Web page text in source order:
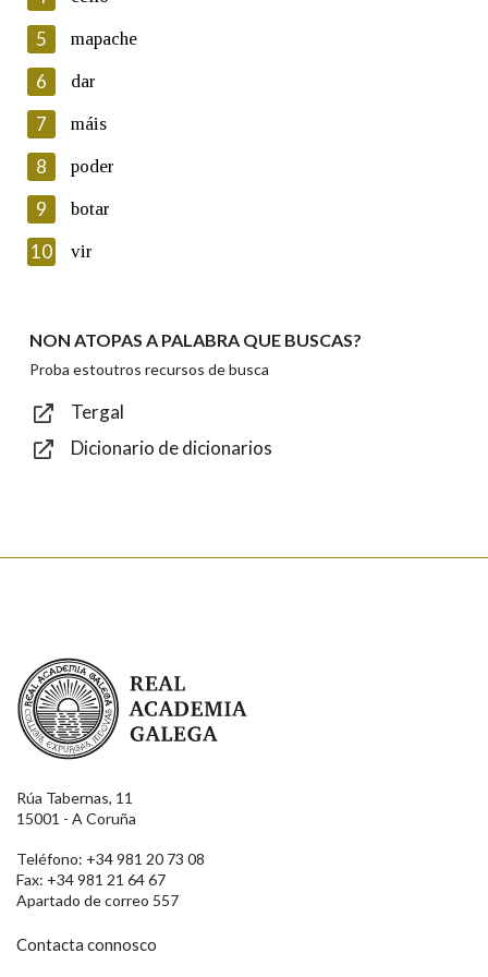
Lin e acepto as condicións da política de
Introduce o código que aparece na imaxe:
Texto de verificación
Enviar
5 mapache
6 dar
7 máis
8 poder
9 botar
10 vir
NON ATOPAS A PALABRA QUE BUSCAS?
Proba estoutros recursos de busca
Tergal
Dicionario de dicionarios
Real Academia Galega
Rúa Tabernas, 11
15001 - A Coruña
Teléfono: +34 981 20 73 08
Fax: +34 981 21 64 67
Apartado de correo 557
Contacta connosco